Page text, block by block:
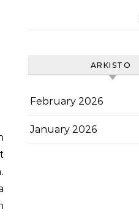
ARKISTO
February 2026
January 2026